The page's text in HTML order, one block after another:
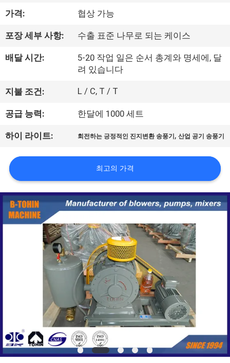
우
리
에
하
여
공
장
여
행
연
가격: 협상 가능
포장 세부 사항: 수출 표준 나무로 되는 케이스
배달 시간:
5-20 작업 일은 순서 총계와 명세에, 달
려 있습니다
지불 조건: L / C, T / T
공급 능력: 한달에 1000 세트
하이 라이트: 회전하는 긍정적인 진지변환 송풍기 ,산업 공기 송풍기
최고의 가격